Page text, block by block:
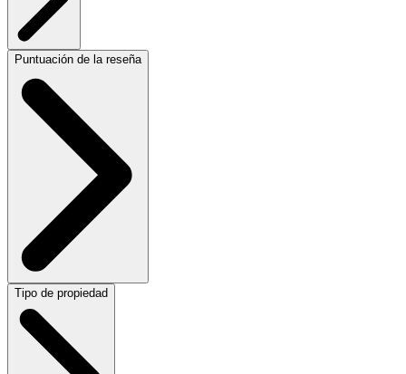
Puntuación de la reseña
Tipo de propiedad